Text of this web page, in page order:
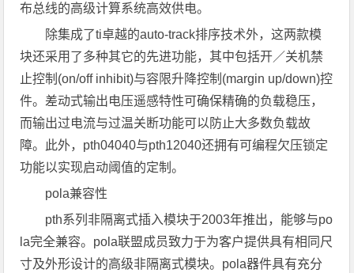
布总线的高级计算系统高效供电。
除集成了ti卓越的auto-track排序技术外，这两款模
块还采用了多种其它的先进功能，其中包括开／关机禁
止控制(on/off inhibit)与容限升降控制(margin up/down)控
件。差动式输出电压遥感特性可确保精确的负载稳压，
而输出过电流与过温关断功能可以防止大多数负载故
障。此外，pth04040与pth12040还拥有可编程欠压锁定
功能以实现启动阈值的定制。
pola兼容性
pth系列非隔离式插入模块于2003年推出，能够与po
la完全兼容。pola联盟成员致力于为客户提供具有相同尺
寸及外形设计的高级非隔离式模块。pola器件具有充分